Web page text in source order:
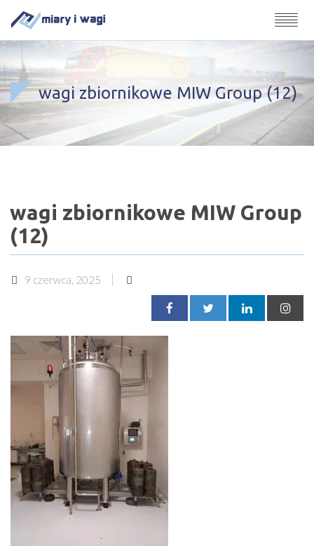
wagi zbiornikowe MIW Group (12)
wagi zbiornikowe MIW Group
(12)
9 czerwca, 2025